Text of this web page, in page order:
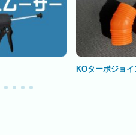
KOターボジョイ